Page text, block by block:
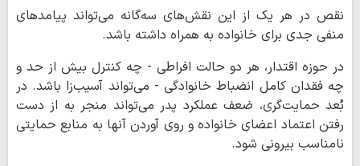
نقص در هر یک از این نقش‌های سه‌گانه می‌تواند پیامدهای
منفی جدی برای خانواده به همراه داشته باشد.
در حوزه اقتدار، هر دو حالت افراطی - چه کنترل بیش از حد و
چه فقدان کامل انضباط خانوادگی - می‌تواند آسیب‌زا باشد. در
بُعد حمایت‌گری، ضعف عملکرد پدر می‌تواند منجر به از دست
رفتن اعتماد اعضای خانواده و روی آوردن آنها به منابع حمایتی
نامناسب بیرونی شود.